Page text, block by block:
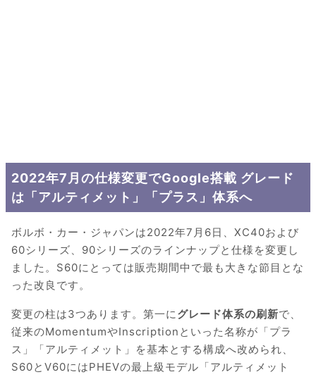
2022年7月の仕様変更でGoogle搭載 グレード
は「アルティメット」「プラス」体系へ
ボルボ・カー・ジャパンは2022年7月6日、XC40および
60シリーズ、90シリーズのラインナップと仕様を変更し
ました。S60にとっては販売期間中で最も大きな節目とな
った改良です。
変更の柱は3つあります。第一にグレード体系の刷新で、
従来のMomentumやInscriptionといった名称が「プラ
ス」「アルティメット」を基本とする構成へ改められ、
S60とV60にはPHEVの最上級モデル「アルティメット